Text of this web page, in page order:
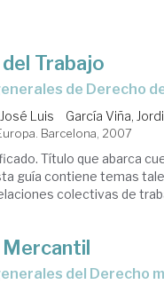
Trabajo
de Derecho
Luis García Viña, Jordi
Barcelona, 2007
Título que abarca
guía contiene temas
colectivas de
del Derecho